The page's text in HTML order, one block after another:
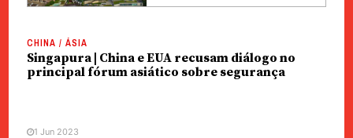
CHINA / ÁSIA
Singapura | China e EUA recusam diálogo no
principal fórum asiático sobre segurança
1 Jun 2023